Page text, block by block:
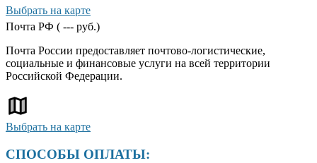
Выбрать на карте
Почта РФ ( --- руб.)
Почта России предоставляет почтово-логистические,
социальные и финансовые услуги на всей территории
Российской Федерации.
Выбрать на карте
СПОСОБЫ ОПЛАТЫ: